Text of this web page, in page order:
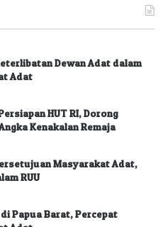
Dewan Adat dalam
Adat
HUT RI, Dorong
Kenakalan Remaja
Masyarakat Adat,
RUU
Papua Barat, Percepat